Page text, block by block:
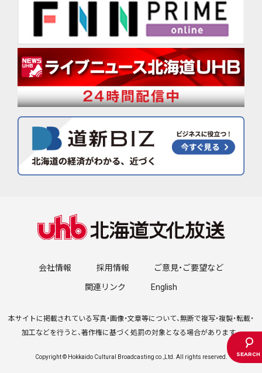
会社情報 採用情報 ご意見・ご要望など
関連リンク English
本サイトに掲載されている写真・画像・文章等について、無断で複写・複製・転載・
加工などを行うと、著作権に基づく処罰の対象となる場合があります。
Copyright © Hokkaido Cultural Broadcasting co.,Ltd. All rights reserved.